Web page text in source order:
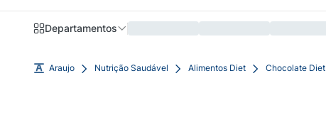
Departamentos
Araujo Nutrição Saudável Alimentos Diet Chocolate Diet